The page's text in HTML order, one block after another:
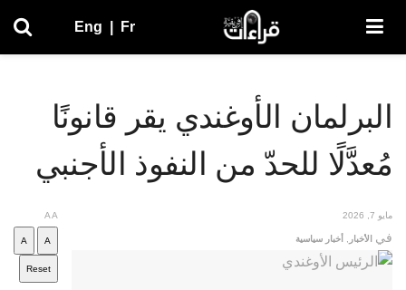
Eng Fr
البرلمان الأوغندي يقر قانونًا
مُعدَّلًا للحدّ من النفوذ الأجنبي
مايو 7, 2026
في الأخبار أخبار سياسية
AA
A
A
Reset